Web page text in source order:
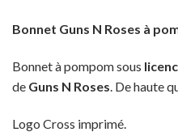
Bonnet Guns N Roses à
Bonnet à pompom sous
de Guns N Roses. De haute
Logo Cross imprimé.